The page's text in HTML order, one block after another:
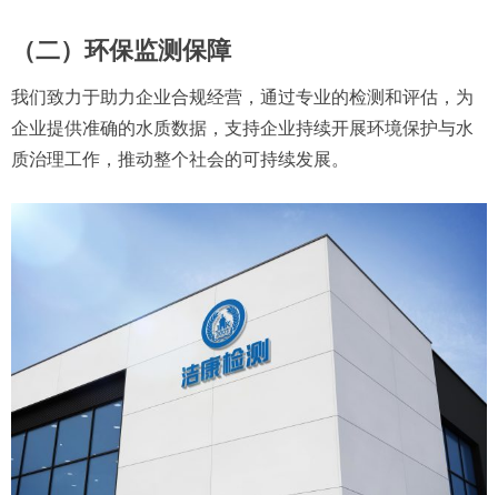
（二）环保监测保障
我们致力于助力企业合规经营，通过专业的检测和评估，为
企业提供准确的水质数据，支持企业持续开展环境保护与水
质治理工作，推动整个社会的可持续发展。